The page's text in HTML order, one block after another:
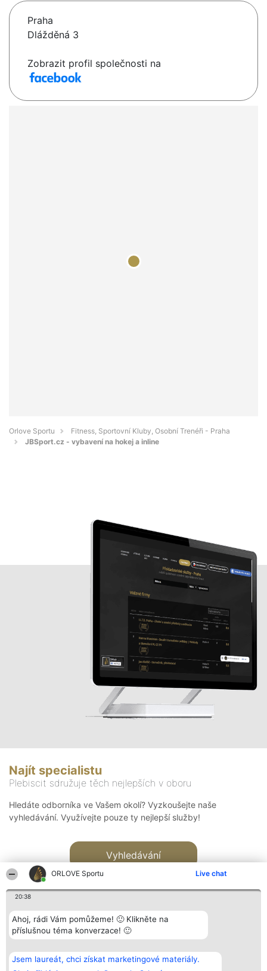
ORLOVE Sportu Live chat
20:38
Ahoj, rádi Vám pomůžeme! 🙂 Klikněte na
příslušnou téma konverzace! 🙂
Jsem laureát, chci získat marketingové materiály.
Praha
Dlážděná 3
Zobrazit profil společnosti na
Orlove Sportu
Fitness, Sportovní Kluby, Osobní Trenéři - Praha
JBSport.cz - vybavení na hokej a inline
Najít specialistu
Plebiscit sdružuje těch nejlepších v oboru
Hledáte odborníka ve Vašem okolí? Vyzkoušejte naše
vyhledávání. Využívejte pouze ty nejlepší služby!
Vyhledávání
Bright Side Solutions sp. z o.
o. sp. k.
ul. Ruska 22
Vítězové
Seznam všech
laureátů
Kontakt